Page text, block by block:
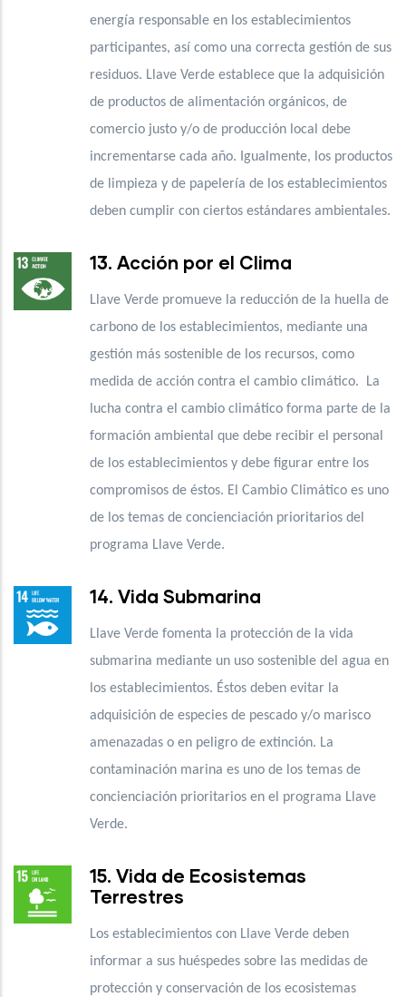
energía responsable en los establecimientos
participantes, así como una correcta gestión de sus
residuos. Llave Verde establece que la adquisición
de productos de alimentación orgánicos, de
comercio justo y/o de producción local debe
incrementarse cada año. Igualmente, los productos
de limpieza y de papelería de los establecimientos
deben cumplir con ciertos estándares ambientales.
13. Acción por el Clima
Llave Verde promueve la reducción de la huella de
carbono de los establecimientos, mediante una
gestión más sostenible de los recursos, como
medida de acción contra el cambio climático. La
lucha contra el cambio climático forma parte de la
formación ambiental que debe recibir el personal
de los establecimientos y debe figurar entre los
compromisos de éstos. El Cambio Climático es uno
de los temas de concienciación prioritarios del
programa Llave Verde.
14. Vida Submarina
Llave Verde fomenta la protección de la vida
submarina mediante un uso sostenible del agua en
los establecimientos. Éstos deben evitar la
adquisición de especies de pescado y/o marisco
amenazadas o en peligro de extinción. La
contaminación marina es uno de los temas de
concienciación prioritarios en el programa Llave
Verde.
15. Vida de Ecosistemas
Terrestres
Los establecimientos con Llave Verde deben
informar a sus huéspedes sobre las medidas de
protección y conservación de los ecosistemas